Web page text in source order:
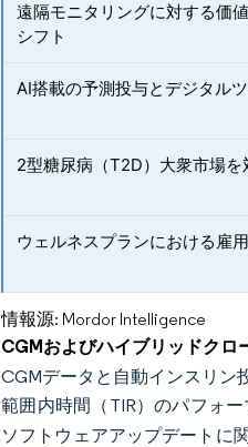
遠隔モニタリングに対する価
シフト
AI搭載の予測投与とデジタル
2型糖尿病（T2D）大衆市場
ウェルネスプランにおける雇
情報源: Mordor Intelligence
CGMおよびハイブリッドクロ
CGMデータと自動インスリン
範囲内時間（TIR）のパフォ
ソフトウェアアップデートに